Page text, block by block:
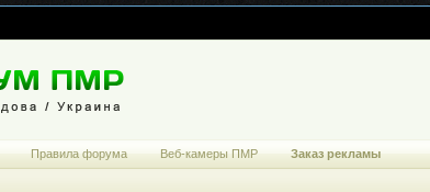
Правила форума Веб-камеры ПМР Заказ рекламы